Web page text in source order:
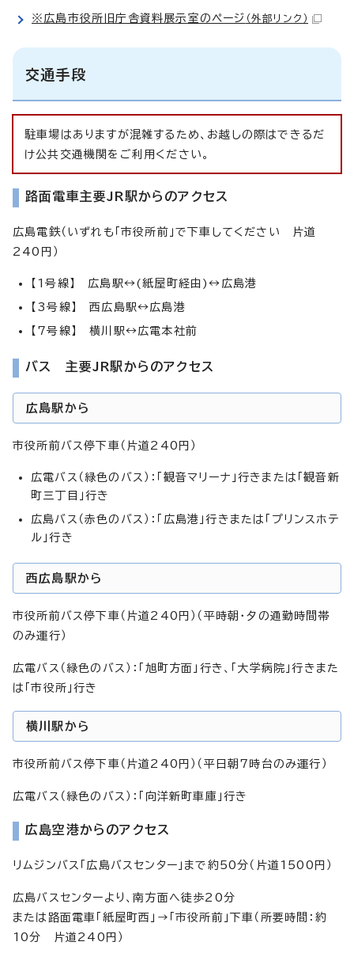
※広島市役所旧庁舎資料展示室のページ （外部リンク）
交通手段
駐車場はありますが混雑するため、お越しの際はできるだ
け公共交通機関をご利用ください。
路面電車主要JR駅からのアクセス
広島電鉄（いずれも「市役所前」で下車してください 片道
240円）
【1号線】 広島駅↔(紙屋町経由)↔広島港
【3号線】 西広島駅↔広島港
【7号線】 横川駅↔広電本社前
バス 主要JR駅からのアクセス
広島駅から
市役所前バス停下車（片道240円）
広電バス（緑色のバス）：「観音マリーナ」行きまたは「観音新
町三丁目」行き
広島バス（赤色のバス）：「広島港」行きまたは「プリンスホテ
ル」行き
西広島駅から
市役所前バス停下車（片道240円）（平時朝・夕の通勤時間帯
のみ運行）
広電バス（緑色のバス）：「旭町方面」行き、「大学病院」行きまた
は「市役所」行き
横川駅から
市役所前バス停下車（片道240円）（平日朝7時台のみ運行）
広電バス（緑色のバス）：「向洋新町車庫」行き
広島空港からのアクセス
リムジンバス「広島バスセンター」まで約50分（片道1500円）
広島バスセンターより、南方面へ徒歩20分
または路面電車「紙屋町西」→「市役所前」下車（所要時間：約
10分 片道240円）